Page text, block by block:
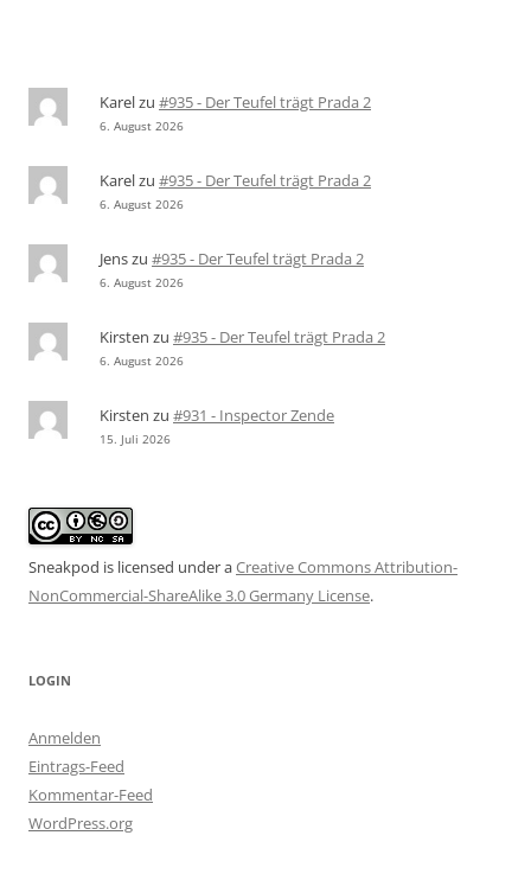
Karelzu #935 - Der Teufel trägt Prada 2
6. August 2026
Karelzu #935 - Der Teufel trägt Prada 2
6. August 2026
Jenszu #935 - Der Teufel trägt Prada 2
6. August 2026
Kirsten zu #935 - Der Teufel trägt Prada 2
6. August 2026
Kirsten zu #931 - Inspector Zende
15. Juli 2026
Sneakpod is licensed under aCreative Commons Attribution-
NonCommercial-ShareAlike 3.0 Germany License.
LOGIN
Anmelden
Eintrags-Feed
Kommentar-Feed
WordPress.org